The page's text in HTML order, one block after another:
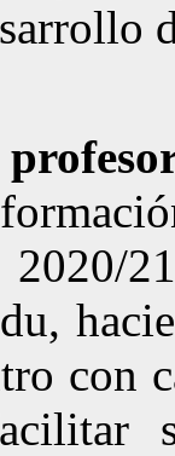
21
con